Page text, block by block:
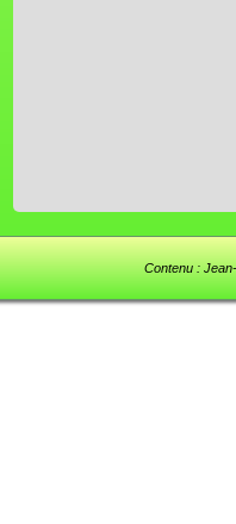
Contenu :